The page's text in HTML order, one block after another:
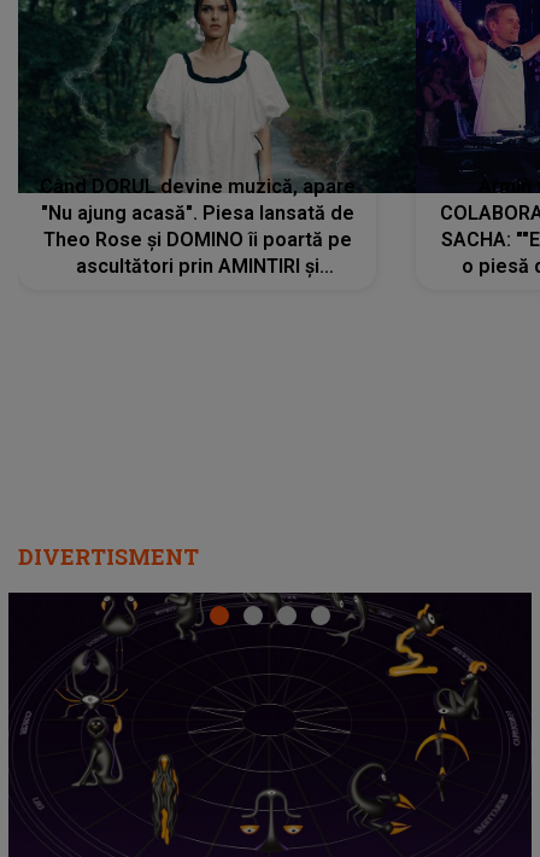
Când DORUL devine muzică, apare
"Nu ajung acasă". Piesa lansată de
Theo Rose și DOMINO îi poartă pe
ascultători prin AMINTIRI și
SACHA:
o piesă
DIVERTISMENT